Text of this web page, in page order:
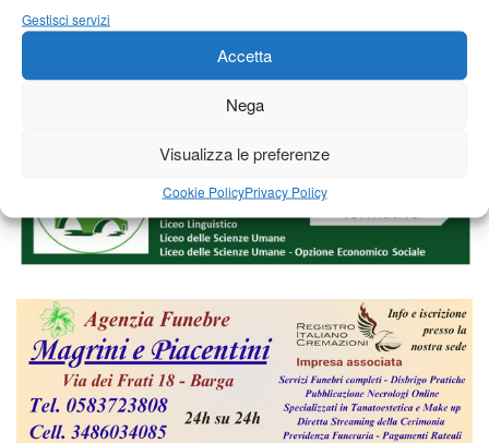
Gestisci servizi
Accetta
Nega
Visualizza le preferenze
Cookie PolicyPrivacy Policy